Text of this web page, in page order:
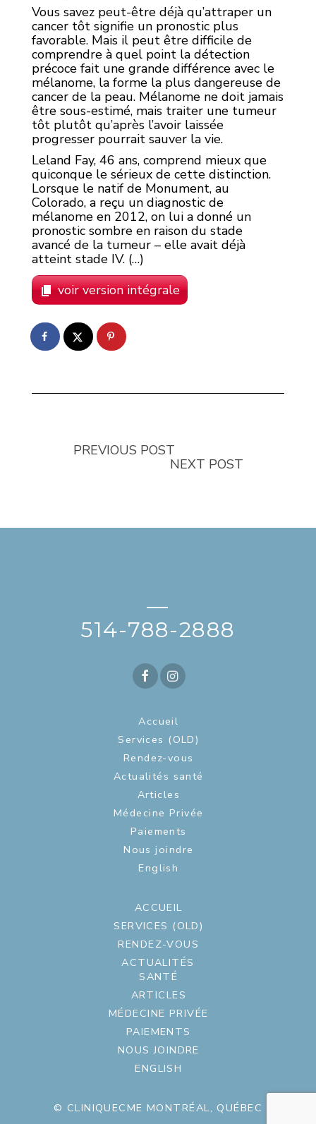
Vous savez peut-être déjà qu’attraper un
cancer tôt signifie un pronostic plus
favorable. Mais il peut être difficile de
comprendre à quel point la détection
précoce fait une grande différence avec le
mélanome, la forme la plus dangereuse de
cancer de la peau. Mélanome ne doit jamais
être sous-estimé, mais traiter une tumeur
tôt plutôt qu’après l’avoir laissée
progresser pourrait sauver la vie.
Leland Fay, 46 ans, comprend mieux que
quiconque le sérieux de cette distinction.
Lorsque le natif de Monument, au
Colorado, a reçu un diagnostic de
mélanome en 2012, on lui a donné un
pronostic sombre en raison du stade
avancé de la tumeur – elle avait déjà
atteint stade IV. (…)
voir version intégrale
PREVIOUS POST
NEXT POST
—
514-788-2888
Accueil
Services (OLD)
Rendez-vous
Actualités santé
Articles
Médecine Privée
Paiements
Nous joindre
English
ACCUEIL
SERVICES (OLD)
RENDEZ-VOUS
ACTUALITÉS
SANTÉ
ARTICLES
MÉDECINE PRIVÉE
PAIEMENTS
NOUS JOINDRE
ENGLISH
© CLINIQUECME MONTRÉAL, QUÉBEC